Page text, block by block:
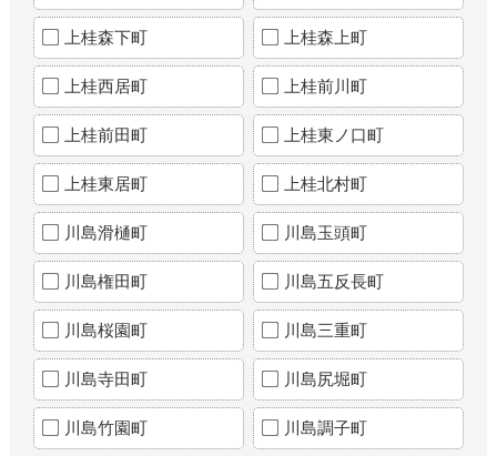
上桂森下町 上桂森上町
上桂西居町 上桂前川町
上桂前田町 上桂東ノ口町
上桂東居町 上桂北村町
川島滑樋町 川島玉頭町
川島権田町 川島五反長町
川島桜園町 川島三重町
川島寺田町 川島尻堀町
川島竹園町 川島調子町